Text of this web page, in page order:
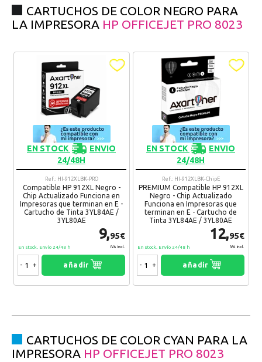
CARTUCHOS DE COLOR NEGRO PARA
LA IMPRESORA HP OFFICEJET PRO 8023
EN STOCK
ENVIO
24/48H
Ref.: HI-912XLBK-PRO
Compatible HP 912XL Negro -
Chip Actualizado Funciona en
Impresoras que terminan en E -
Cartucho de Tinta 3YL84AE /
3YL80AE
9,95€
IVA Incl.
En stock. Envío 24/48 h
- + añadir
EN STOCK
ENVIO
24/48H
Ref.: HI-912XLBK-ChipE
PREMIUM Compatible HP 912XL
Negro - Chip Actualizado
Funciona en Impresoras que
terminan en E - Cartucho de
Tinta 3YL84AE / 3YL80AE
12,95€
IVA Incl.
En stock. Envío 24/48 h
- + añadir
CARTUCHOS DE COLOR CYAN PARA LA
IMPRESORA HP OFFICEJET PRO 8023